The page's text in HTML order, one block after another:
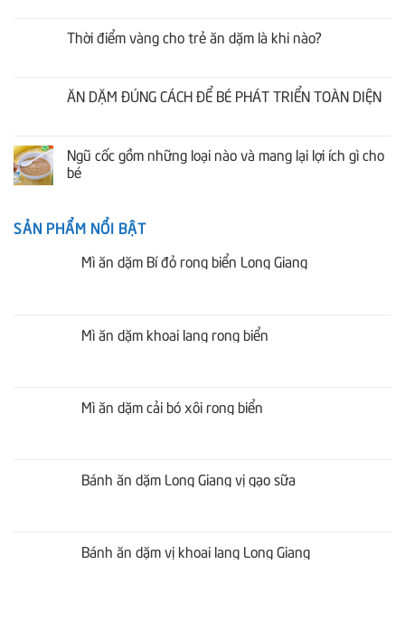
Thời điểm vàng cho trẻ ăn dặm là khi nào?
ĂN DẶM ĐÚNG CÁCH ĐỂ BÉ PHÁT TRIỂN TOÀN DIỆN
Ngũ cốc gồm những loại nào và mang lại lợi ích gì cho
bé
SẢN PHẨM NỔI BẬT
Mì ăn dặm Bí đỏ rong biển Long Giang
Mì ăn dặm khoai lang rong biển
Mì ăn dặm cải bó xôi rong biển
Bánh ăn dặm Long Giang vị gạo sữa
Bánh ăn dặm vị khoai lang Long Giang